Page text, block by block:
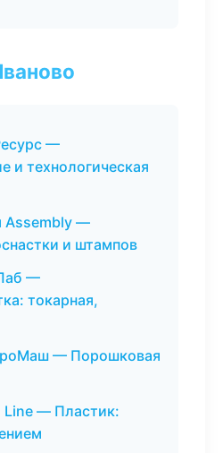
—
и технологическая
Assembly —
и штампов
—
токарная,
— Порошковая
Line — Пластик: